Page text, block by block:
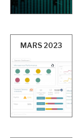
MARS 2023